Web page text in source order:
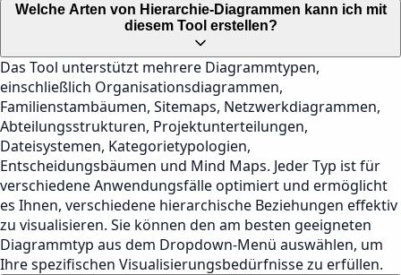
Welche Arten von Hierarchie-Diagrammen kann ich mit
diesem Tool erstellen?
Das Tool unterstützt mehrere Diagrammtypen,
einschließlich Organisationsdiagrammen,
Familienstambäumen, Sitemaps, Netzwerkdiagrammen,
Abteilungsstrukturen, Projektunterteilungen,
Dateisystemen, Kategorietypologien,
Entscheidungsbäumen und Mind Maps. Jeder Typ ist für
verschiedene Anwendungsfälle optimiert und ermöglicht
es Ihnen, verschiedene hierarchische Beziehungen effektiv
zu visualisieren. Sie können den am besten geeigneten
Diagrammtyp aus dem Dropdown-Menü auswählen, um
Ihre spezifischen Visualisierungsbedürfnisse zu erfüllen.